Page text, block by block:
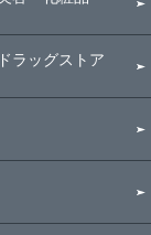
ラッグストア